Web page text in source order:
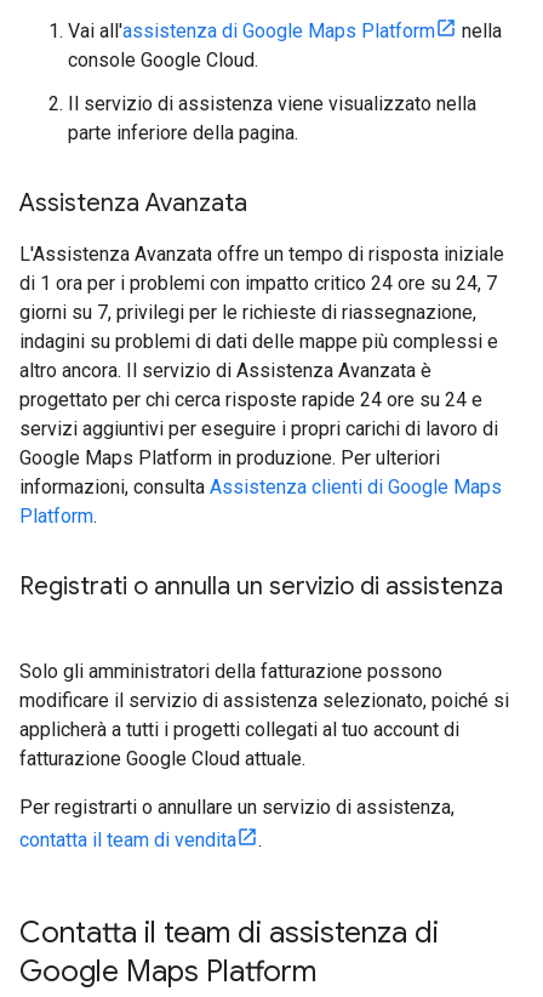
Vai all'assistenza di Google Maps Platform
nella
console Google Cloud.
Il servizio di assistenza viene visualizzato nella
parte inferiore della pagina.
Assistenza Avanzata
L'Assistenza Avanzata offre un tempo di risposta iniziale
di 1 ora per i problemi con impatto critico 24 ore su 24, 7
giorni su 7, privilegi per le richieste di riassegnazione,
indagini su problemi di dati delle mappe più complessi e
altro ancora. Il servizio di Assistenza Avanzata è
progettato per chi cerca risposte rapide 24 ore su 24 e
servizi aggiuntivi per eseguire i propri carichi di lavoro di
Google Maps Platform in produzione. Per ulteriori
informazioni, consulta Assistenza clienti di Google Maps
Platform.
Registrati o annulla un servizio di assistenza
Solo gli amministratori della fatturazione possono
modificare il servizio di assistenza selezionato, poiché si
applicherà a tutti i progetti collegati al tuo account di
fatturazione Google Cloud attuale.
Per registrarti o annullare un servizio di assistenza,
contatta il team di vendita
.
Contatta il team di assistenza di
Google Maps Platform